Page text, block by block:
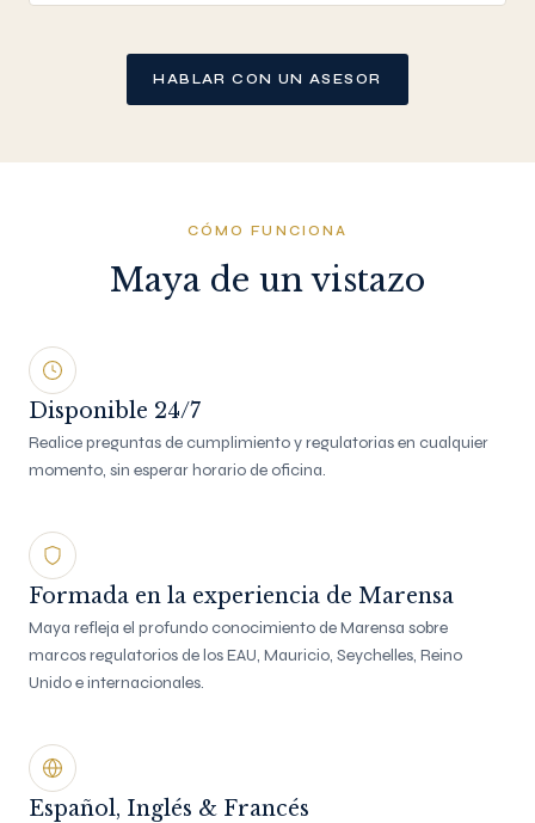
HABLAR CON UN ASESOR
CÓMO FUNCIONA
Maya de un vistazo
Disponible 24/7
Realice preguntas de cumplimiento y regulatorias en cualquier
momento, sin esperar horario de oficina.
Formada en la experiencia de Marensa
Maya refleja el profundo conocimiento de Marensa sobre
marcos regulatorios de los EAU, Mauricio, Seychelles, Reino
Unido e internacionales.
Español, Inglés & Francés